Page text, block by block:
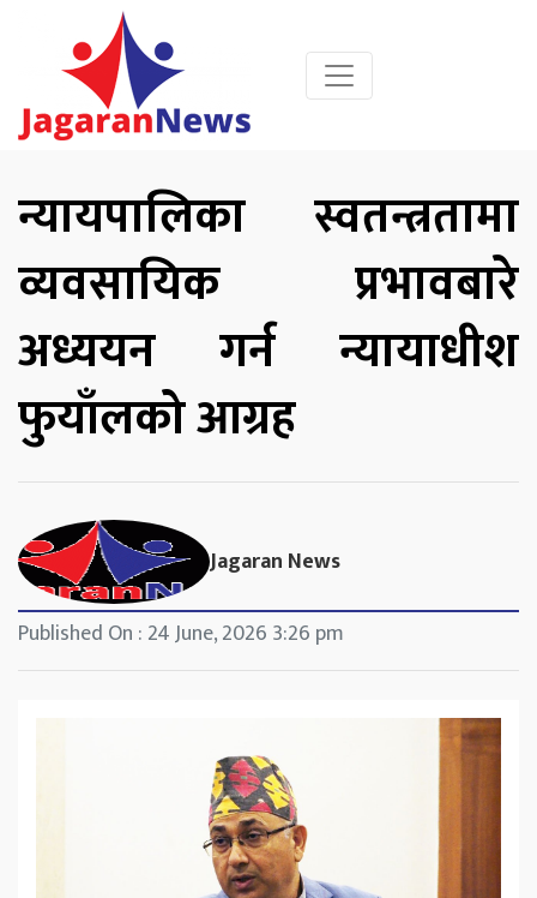
न्यायपालिका स्वतन्त्रतामा
व्यवसायिक प्रभावबारे
अध्ययन गर्न न्यायाधीश
फुयाँलको आग्रह
Jagaran News
Published On : 24 June, 2026 3:26 pm